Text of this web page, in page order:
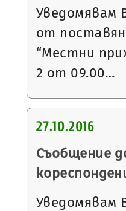
Уведомявам
от
“Местни
2 от 09.00…
27.10.2016
Съобщение
Уведомявам